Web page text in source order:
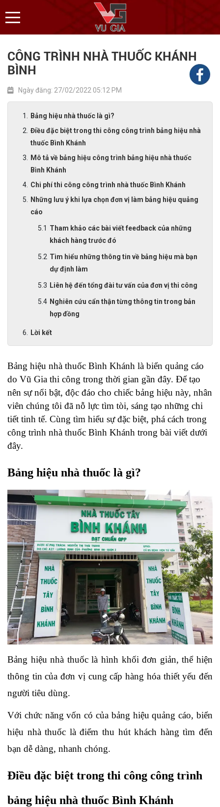
CÔNG TRÌNH NHÀ THUỐC KHÁNH
BÌNH
Ngày đăng: 27/02/2022 05:12 PM
Bảng hiệu nhà thuốc là gì?
Điều đặc biệt trong thi công công trình bảng hiệu nhà
thuốc Bình Khánh
Mô tả về bảng hiệu công trình bảng hiệu nhà thuốc
Bình Khánh
Chi phí thi công công trình nhà thuốc Bình Khánh
Những lưu ý khi lựa chọn đơn vị làm bảng hiệu quảng
cáo
Tham khảo các bài viết feedback của những
khách hàng trước đó
Tìm hiểu những thông tin về bảng hiệu mà bạn
dự định làm
Liên hệ đến tổng đài tư vấn của đơn vị thi công
Nghiên cứu cẩn thận từng thông tin trong bản
hợp đồng
Lời kết
Bảng hiệu nhà thuốc Bình Khánh là biển quảng cáo
do Vũ Gia thi công trong thời gian gần đây. Để tạo
nên sự nổi bật, độc đáo cho chiếc bảng hiệu này, nhân
viên chúng tôi đã nỗ lực tìm tòi, sáng tạo những chi
tiết tinh tế. Cùng tìm hiểu sự đặc biệt, phá cách trong
công trình nhà thuốc Bình Khánh trong bài viết dưới
đây.
Bảng hiệu nhà thuốc là gì?
Bảng hiệu nhà thuốc là hình khối đơn giản, thể hiện
thông tin của đơn vị cung cấp hàng hóa thiết yếu đến
người tiêu dùng.
Với chức năng vốn có của bảng hiệu quảng cáo, biển
hiệu nhà thuốc là điểm thu hút khách hàng tìm đến
bạn dễ dàng, nhanh chóng.
Điều đặc biệt trong thi công công trình
bảng hiệu nhà thuốc Bình Khánh